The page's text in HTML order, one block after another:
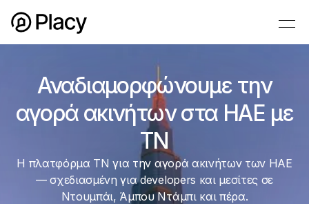
Αναδιαμορφώνουμε την
αγορά ακινήτων στα ΗΑΕ με
ΤΝ
Η πλατφόρμα ΤΝ για την αγορά ακινήτων των ΗΑΕ
— σχεδιασμένη για developers και μεσίτες σε
Ντουμπάι, Άμπου Ντάμπι και πέρα.